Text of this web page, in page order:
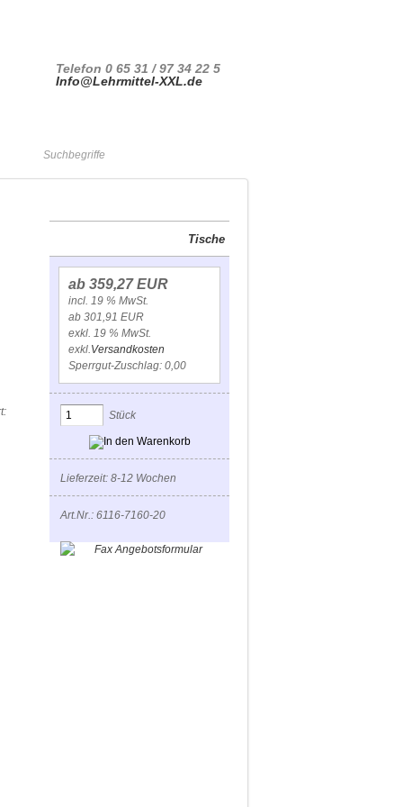
Telefon 0 65 31 / 97 34 22 5
Info@Lehrmittel-XXL.de
Tische
ab 359,27 EUR
incl. 19 % MwSt.
ab 301,91 EUR
exkl. 19 % MwSt.
exkl.Versandkosten
Sperrgut-Zuschlag: 0,00
Stück
Lieferzeit: 8-12 Wochen
Art.Nr.: 6116-7160-20